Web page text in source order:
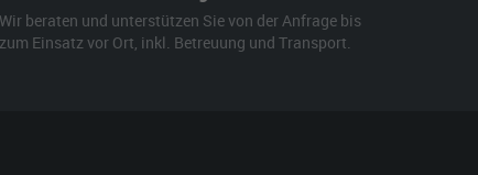
Wir beraten und unterstützen Sie von der Anfrage bis
zum Einsatz vor Ort, inkl. Betreuung und Transport.